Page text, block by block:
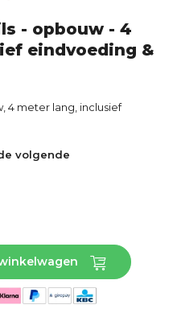
- opbouw - 4
eindvoeding &
4 meter lang, inclusief
volgende